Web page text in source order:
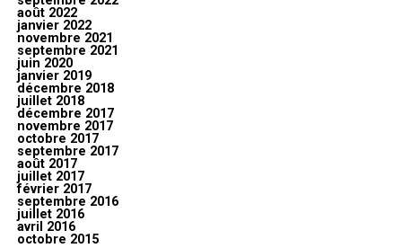
août 2022
janvier 2022
novembre 2021
septembre 2021
juin 2020
janvier 2019
décembre 2018
juillet 2018
décembre 2017
novembre 2017
octobre 2017
septembre 2017
août 2017
juillet 2017
février 2017
septembre 2016
juillet 2016
avril 2016
octobre 2015